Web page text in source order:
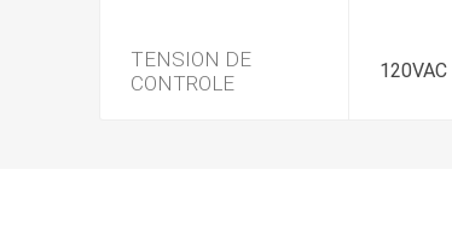
TENSION DE
CONTROLE
120VAC